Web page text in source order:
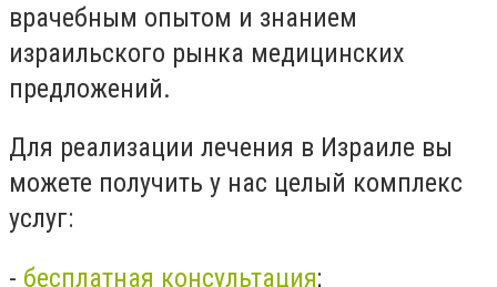
врачебным опытом и знанием
израильского рынка медицинских
предложений.
Для реализации лечения в Израиле вы
можете получить у нас целый комплекс
услуг:
- бесплатная консультация;